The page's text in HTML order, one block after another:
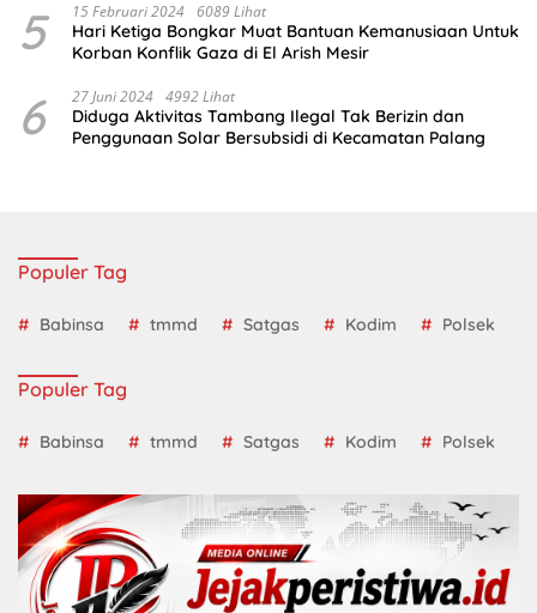
5 15 Februari 2024 6089 Lihat
Hari Ketiga Bongkar Muat Bantuan Kemanusiaan Untuk
Korban Konflik Gaza di El Arish Mesir
6 27 Juni 2024 4992 Lihat
Diduga Aktivitas Tambang Ilegal Tak Berizin dan
Penggunaan Solar Bersubsidi di Kecamatan Palang
Populer Tag
Babinsa tmmd Satgas Kodim Polsek
Populer Tag
Babinsa tmmd Satgas Kodim Polsek